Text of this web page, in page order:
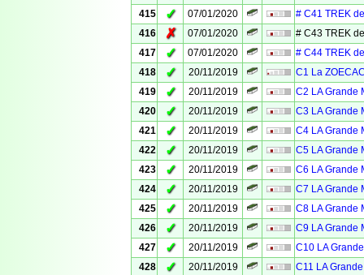
415
✓ 07/01/2020
# C41 TREK
416
✗ 07/01/2020
# C43 TREK
417
✓ 07/01/2020
# C44 TREK
418
✓ 20/11/2019
C1 La
419
✓ 20/11/2019
C2 LA Grande
420
✓ 20/11/2019
C3 LA Grande
421
✓ 20/11/2019
C4 LA Grande
422
✓ 20/11/2019
C5 LA Grande
423
✓ 20/11/2019
C6 LA Grande
424
✓ 20/11/2019
C7 LA Grande
425
✓ 20/11/2019
C8 LA Grande
426
✓ 20/11/2019
C9 LA Grande
427
✓ 20/11/2019
C10 LA
428
✓ 20/11/2019 C11 LA